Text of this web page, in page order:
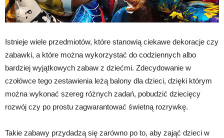
Istnieje wiele przedmiotów, które stanowią ciekawe dekoracje czy
zabawki, a które można wykorzystać do codziennych albo
bardziej wyjątkowych zabaw z dziećmi. Zdecydowanie w
czołówce tego zestawienia leżą balony dla dzieci, dzięki którym
można wykonać szereg różnych zadań, pobudzić dziecięcy
rozwój czy po prostu zagwarantować świetną rozrywkę.
Takie zabawy przydadzą się zarówno po to, aby zająć dzieci w